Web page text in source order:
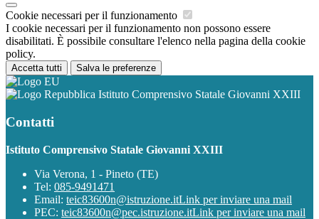
Cookie necessari per il funzionamento
I cookie necessari per il funzionamento non possono essere
disabilitati. È possibile consultare l'elenco nella pagina della cookie
policy.
Accetta tutti Salva le preferenze
Istituto Comprensivo Statale Giovanni XXIII
Contatti
Istituto Comprensivo Statale Giovanni XXIII
Via Verona, 1 - Pineto (TE)
Tel: 085-9491471
Email: teic83600n@istruzione.itLink per inviare una mail
PEC: teic83600n@pec.istruzione.itLink per inviare una mail